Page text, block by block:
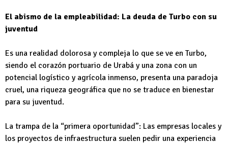
El abismo de la empleabilidad: La deuda de Turbo con su
juventud
Es una realidad dolorosa y compleja lo que se ve en Turbo,
siendo el corazón portuario de Urabá y una zona con un
potencial logístico y agrícola inmenso, presenta una paradoja
cruel, una riqueza geográfica que no se traduce en bienestar
para su juventud.
La trampa de la “primera oportunidad”: Las empresas locales y
los proyectos de infraestructura suelen pedir una experiencia